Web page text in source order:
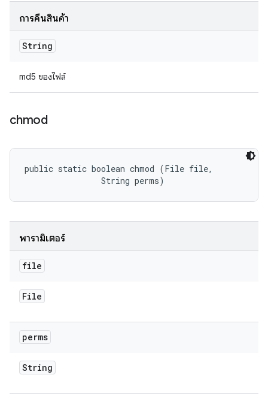
การคืนสินค้า
String
md5 ของไฟล์
chmod
public static boolean chmod (File file,
                String perms)
พารามิเตอร์
file
File
perms
String